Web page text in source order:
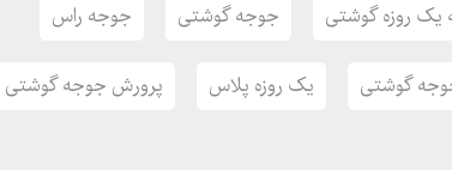
روزه گوشتی جوجه گوشتی جوجه راس
گوشتی یک روزه پلاس پرورش جوجه گوشتی